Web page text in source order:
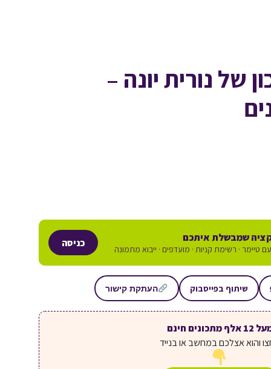
של נורית יונה –
שמבשלת איתכם
טיימר · רשימת קניות · מועדפים · ייבוא מתמונה
כניסה
שיתוף בפייסבוק העתקת קישור
אלף מתכונים חינם
והוא אצלכם במחשב או בנייד